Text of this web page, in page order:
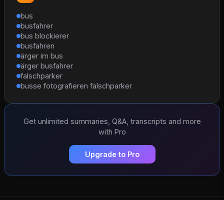
bus
busfahrer
bus blockierer
busfahren
ärger im bus
ärger busfahrer
falschparker
busse fotografieren falschparker
Get unlimited summaries, Q&A, transcripts and more
with Pro
Upgrade to Pro